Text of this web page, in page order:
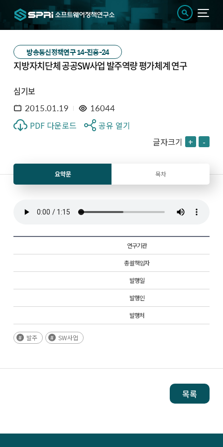
방송통신정책연구 14-진흥-24
지방자치단체 공공SW사업 발주역량 평가체계 연구
심기보
2015.01.19 16044
PDF 다운로드
공유 열기
글자크기 + -
요약문 목차
연구기관
총괄책임자
발행일
발행인
발행처
발주 SW사업
목록